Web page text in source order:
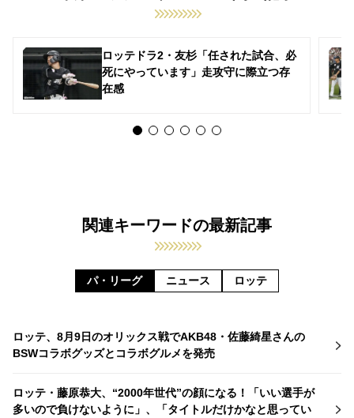
ロッテドラ2・友杉「任された試合、必
死にやっています」走攻守に際立つ存
在感
関連キーワードの最新記事
パ・リーグ ニュース ロッテ
ロッテ、8月9日のオリックス戦でAKB48・佐藤綺星さんの
BSWコラボグッズとコラボグルメを発売
ロッテ・藤原恭大、“2000年世代”の顔になる！「いい選手が
多いので負けないように」、「タイトルだけかなと思ってい